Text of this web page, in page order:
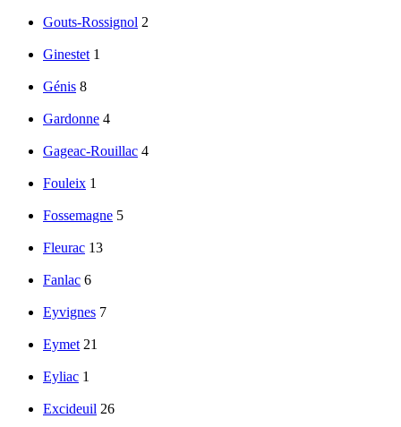
Gouts-Rossignol 2
Ginestet 1
Génis 8
Gardonne 4
Gageac-Rouillac 4
Fouleix 1
Fossemagne 5
Fleurac 13
Fanlac 6
Eyvignes 7
Eymet 21
Eyliac 1
Excideuil 26